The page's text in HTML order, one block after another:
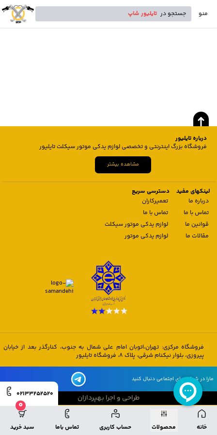
منو جستجو در تایلیور شاپ
خانه محصولات حساب کاربری تماس باما
0
سبد خرید
02133252520
درباره تایلیور
فروشگاه بزرگ اینترنتی و تخصصی لوازم یدکی موتور سیکلت تایلیور
مشاهده بیشتر
لینکهای مفید
درباره ما
تماس با ما
قوانین ما
مقالات ما
دسترسی سریع
تعمیرکاران
تماس با ما
لوازم یدکی موتور سیکلت
لوازم یدکی موتور
فروشگاه مرکزی: تهران،اتوبان امام علی شمال به جنوب، کنارگذر بعد از خیابان
پیروزی، بلوار نیکنام شرقی، پلاک 8، فروشگاه تایلیور
مارا در شبکه های اجتماعی دنبال کنید
طراحی و اجرا بهپردازان
طراحی و اجرا بهپردازان